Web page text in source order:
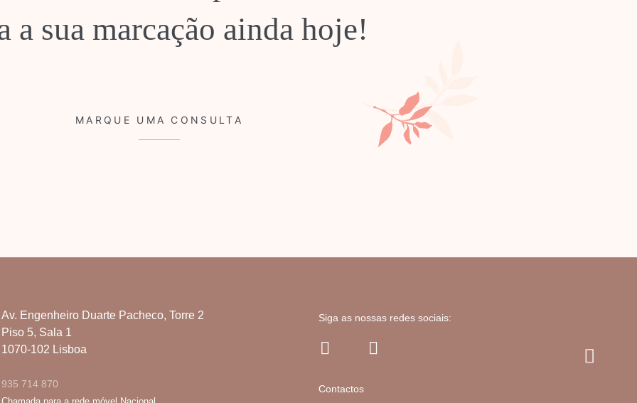
a sua marcação ainda hoje!
MARQUE UMA CONSULTA
Av. Engenheiro Duarte Pacheco, Torre 2
Piso 5, Sala 1
1070-102 Lisboa
935 714 870
Siga as nossas redes sociais:
Contactos